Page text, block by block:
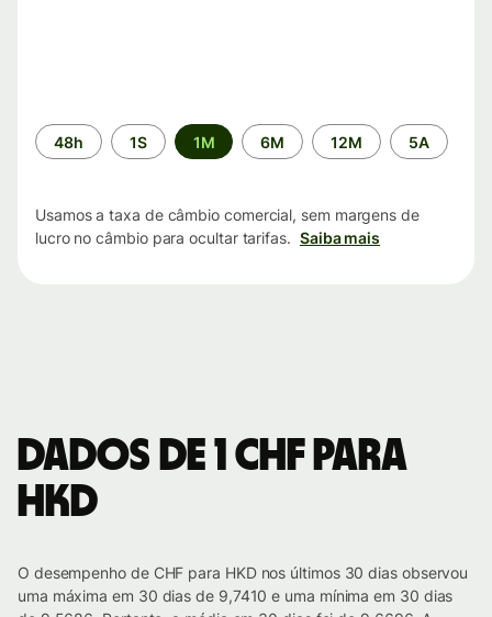
Período
de
48h 1S 1M 6M 12M 5A
Usamos a taxa de câmbio comercial, sem margens de
lucro no câmbio para ocultar tarifas. Saiba mais
Dados de 1 CHF para
HKD
O desempenho de CHF para HKD nos últimos 30 dias observou
uma máxima em 30 dias de 9,7410 e uma mínima em 30 dias